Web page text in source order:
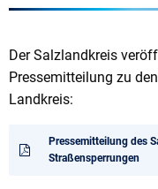
Der Salzlandkreis
Pressemitteilung zu
Landkreis:
Pressemitteilung des
Straßensperrungen